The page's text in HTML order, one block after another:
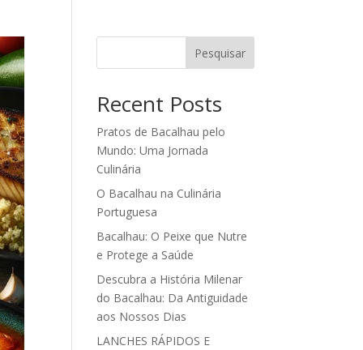
Pesquisar
Recent Posts
Pratos de Bacalhau pelo
Mundo: Uma Jornada
Culinária
O Bacalhau na Culinária
Portuguesa
Bacalhau: O Peixe que Nutre
e Protege a Saúde
Descubra a História Milenar
do Bacalhau: Da Antiguidade
aos Nossos Dias
LANCHES RÁPIDOS E